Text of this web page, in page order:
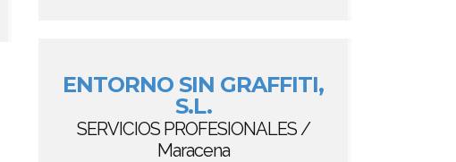
ENTORNO SIN GRAFFITI,
S.L.
SERVICIOS PROFESIONALES /
Maracena